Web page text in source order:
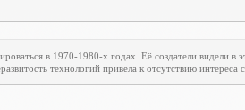
в 1970-1980-х годах. Её создатели
технологий привела к отсутствию интереса